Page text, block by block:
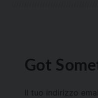
Got
Il tuo indirizzo